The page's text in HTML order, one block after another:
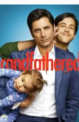
Надя Дорофеева
Блогер, Музыкант, Дизайнер